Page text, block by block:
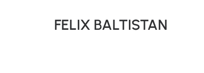
FELIX BALTISTAN